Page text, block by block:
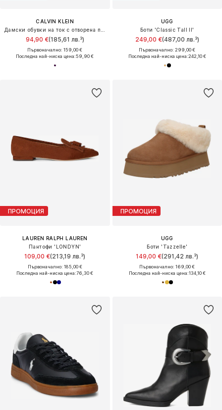
CALVIN KLEIN
Дамски обувки на ток с отворена пета 'Slingback Stiletto'
94,90 €(185,61 лв.³)
Първоначално: 159,00 €
Последна най-ниска цена:59,90 €
UGG
Боти 'Classic Tall II'
249,00 €(487,00 лв.³)
Първоначално: 299,00 €
Последна най-ниска цена:242,10 €
ПРОМОЦИЯ
LAUREN RALPH LAUREN
Пантофи 'LONDYN'
109,00 €(213,19 лв.³)
Първоначално: 185,00 €
Последна най-ниска цена:76,30 €
ПРОМОЦИЯ
UGG
Боти 'Tazzelle'
149,00 €(291,42 лв.³)
Първоначално: 169,00 €
Последна най-ниска цена:134,10 €